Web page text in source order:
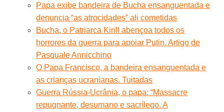
Papa exibe bandeira de Bucha ensanguentada e
denuncia “as atrocidades” ali cometidas
Bucha, o Patriarca Kirill abençoa todos os
horrores da guerra para apoiar Putin. Artigo de
Pasquale Annicchino
O Papa Francisco, a bandeira ensanguentada e
as crianças ucranianas. Tuitadas
Guerra Rússia-Ucrânia, o papa: “Massacre
repugnante, desumano e sacrílego. A